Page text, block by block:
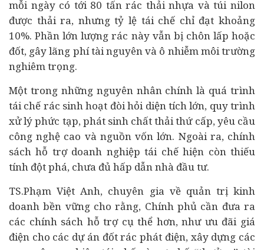
mỗi ngày có tới 80 tấn rác thải nhựa và túi nilon
được thải ra, nhưng tỷ lệ tái chế chỉ đạt khoảng
10%. Phần lớn lượng rác này vẫn bị chôn lấp hoặc
đốt, gây lãng phí tài nguyên và ô nhiễm môi trường
nghiêm trọng.
Một trong những nguyên nhân chính là quá trình
tái chế rác sinh hoạt đòi hỏi diện tích lớn, quy trình
xử lý phức tạp, phát sinh chất thải thứ cấp, yêu cầu
công nghệ cao và nguồn vốn lớn. Ngoài ra, chính
sách hỗ trợ doanh nghiệp tái chế hiện còn thiếu
tính đột phá, chưa đủ hấp dẫn nhà đầu tư.
TS.Phạm Việt Anh, chuyên gia về quản trị kinh
doanh bền vững cho rằng, Chính phủ cần đưa ra
các chính sách hỗ trợ cụ thể hơn, như ưu đãi giá
điện cho các dự án đốt rác phát điện, xây dựng các